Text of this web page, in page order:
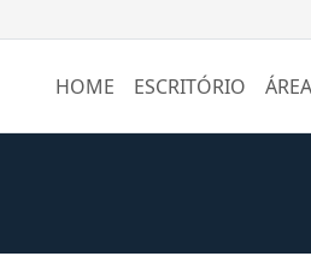
HOME ESCRITÓRIO